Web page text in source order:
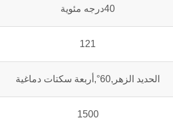
40درجه مئوية
121
الحديد الزهر,60°,أربعة سكتات دماغية
1500